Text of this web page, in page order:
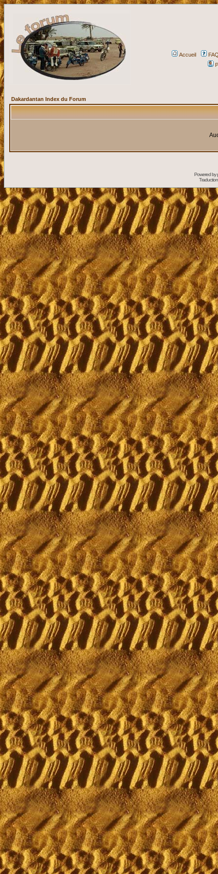
Accueil
Dakardantan Index du Forum
Powered by